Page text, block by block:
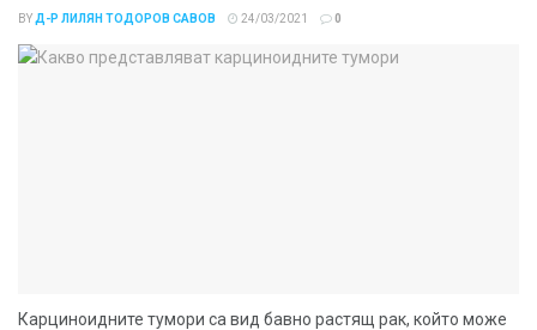
BY Д-Р ЛИЛЯН ТОДОРОВ САВОВ 24/03/2021 0
Карциноидните тумори са вид бавно растящ рак, който може